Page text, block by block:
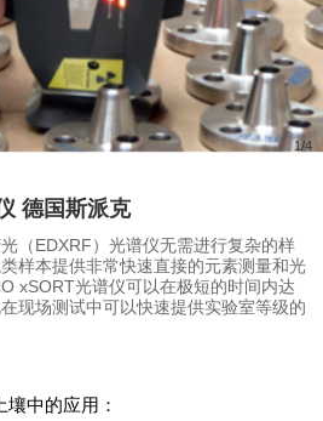
1/4
德国斯派克
（EDXRF）光谱仪无需进行复杂的样
样本提供非常快速直接的元素测量和光
xSORT光谱仪可以在极短的时间内达
现场测试中可以快速提供实验室等级的
壤中的应用：